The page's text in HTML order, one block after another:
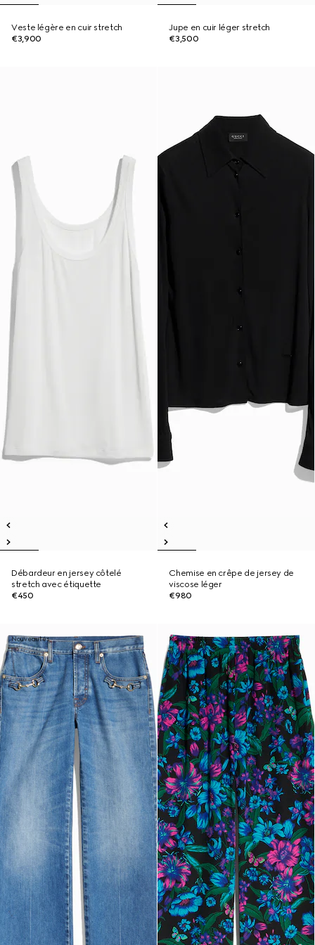
Veste légère en cuir stretch
€3,900
Jupe en cuir léger stretch
€3,500
Débardeur en jersey côtelé
stretch avec étiquette
€450
Chemise en crêpe de jersey de
viscose léger
€980
Nouveautés Nouveautés